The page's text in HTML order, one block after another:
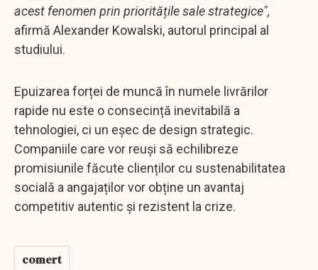
acest fenomen prin prioritățile sale strategice",
afirmă Alexander Kowalski, autorul principal al
studiului.
Epuizarea forței de muncă în numele livrărilor
rapide nu este o consecință inevitabilă a
tehnologiei, ci un eșec de design strategic.
Companiile care vor reuși să echilibreze
promisiunile făcute clienților cu sustenabilitatea
socială a angajaților vor obține un avantaj
competitiv autentic și rezistent la crize.
comert